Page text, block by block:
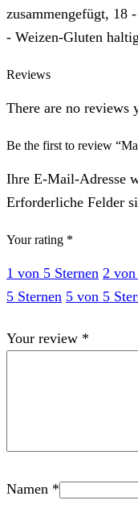
zusammengefügt, 18
- Weizen-Gluten
Reviews
There are no reviews
Be the first to review
Ihre E-Mail-Adresse
Erforderliche Felder
Your rating *
1 von 5 Sternen 2 von
5 Sternen 5 von 5
Your review *
Namen *